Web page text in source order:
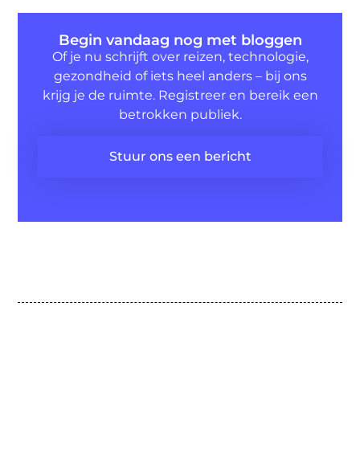
Begin vandaag nog met bloggen
Of je nu schrijft over reizen, technologie,
gezondheid of iets heel anders – bij ons
krijg je de ruimte. Registreer en bereik een
betrokken publiek.
Stuur ons een bericht